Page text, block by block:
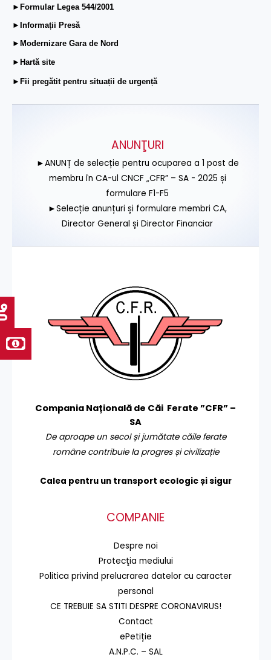
►Formular Legea 544/2001
►Informații Presă
►Modernizare Gara de Nord
►Hartă site
►Fii pregătit pentru situații de urgență
ANUNŢURI
►ANUNȚ de selecție pentru ocuparea a 1 post de
membru în CA-ul CNCF „CFR” – SA - 2025 și
formulare F1-F5
►Selecție anunțuri și formulare membri CA,
Director General și Director Financiar
Compania Națională de Căi Ferate ”CFR” –
SA
De aproape un secol și jumătate căile ferate
române contribuie la progres și civilizație
Calea pentru un transport ecologic și sigur
COMPANIE
Despre noi
Protecţia mediului
Politica privind prelucrarea datelor cu caracter
personal
CE TREBUIE SA STITI DESPRE CORONAVIRUS!
Contact
ePetiție
A.N.P.C. – SAL